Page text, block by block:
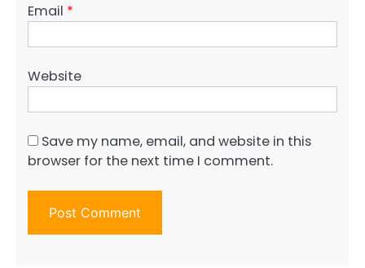
Email *
Website
Save my name, email, and website in this
browser for the next time I comment.